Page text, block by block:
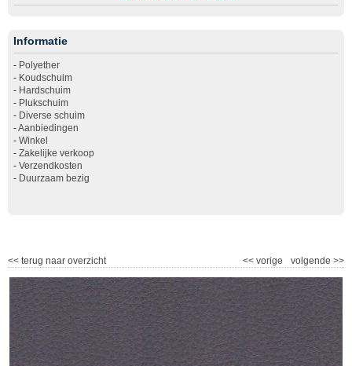
Informatie
- Polyether
- Koudschuim
- Hardschuim
- Plukschuim
- Diverse schuim
-Aanbiedingen
- Winkel
- Zakelijke verkoop
- Verzendkosten
- Duurzaam bezig
<< terug naar overzicht volgende >>
<< vorige